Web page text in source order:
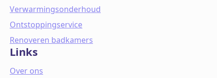
Verwarmingsonderhoud
Ontstoppingservice
Renoveren badkamers
Links
Over ons